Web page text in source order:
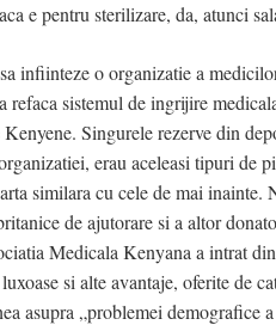
e pentru sterilizare, da, atunci
infiinteze o organizatie a
refaca sistemul de ingrijire
Singurele rezerve din
erau aceleasi tipuri de
similara cu cele de mai
de ajutorare si a altor
Medicala Kenyana a intrat
si alte avantaje, oferite de
asupra „problemei